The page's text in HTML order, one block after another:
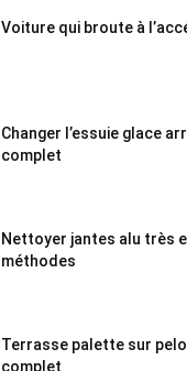
Voiture qui broute à
Changer l’essuie glace
complet
Nettoyer jantes alu très
méthodes
Terrasse palette sur
complet